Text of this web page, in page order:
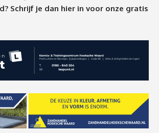
Schrijf je dan hier in voor onze gratis